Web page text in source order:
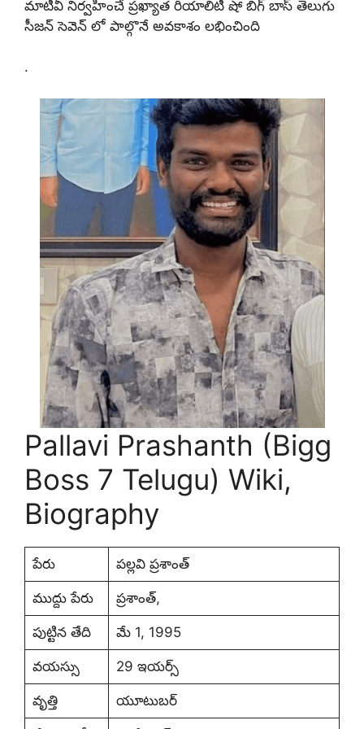
మాటీవీ నిర్వహించే ప్రఖ్యాత రియాలిటీ షో బిగ్ బాస్ తెలుగు
సీజన్ సెవెన్ లో పాల్గొనే అవకాశం లభించింది
.
Pallavi Prashanth (Bigg
Boss 7 Telugu) Wiki,
Biography
పేరు పల్లవి ప్రశాంత్
ముద్దు పేరు ప్రశాంత్,
పుట్టిన తేది మే 1, 1995
వయస్సు 29 ఇయర్స్
వృత్తి యూటుబర్